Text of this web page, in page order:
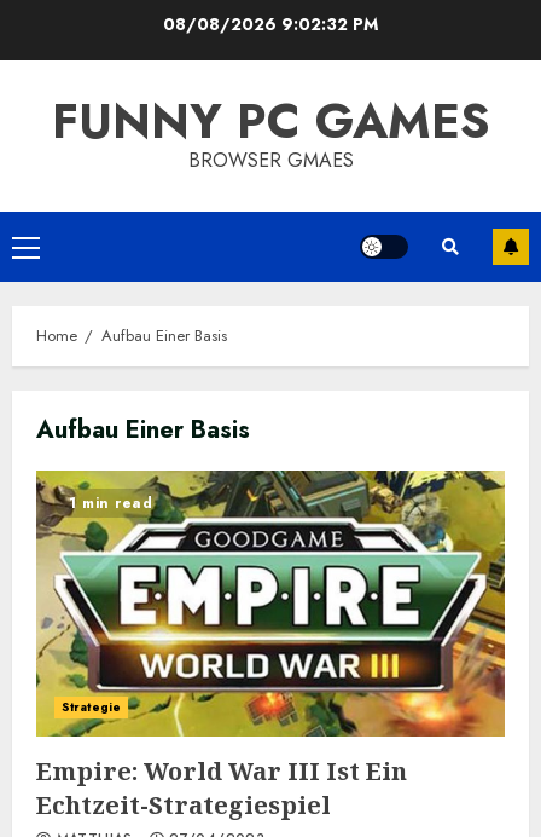
08/08/2026 9:02:32 PM
FUNNY PC GAMES
BROWSER GMAES
Primary
Menu
Home Aufbau Einer Basis
Aufbau Einer Basis
1 min read
Strategie
Empire: World War III Ist Ein
Echtzeit-Strategiespiel